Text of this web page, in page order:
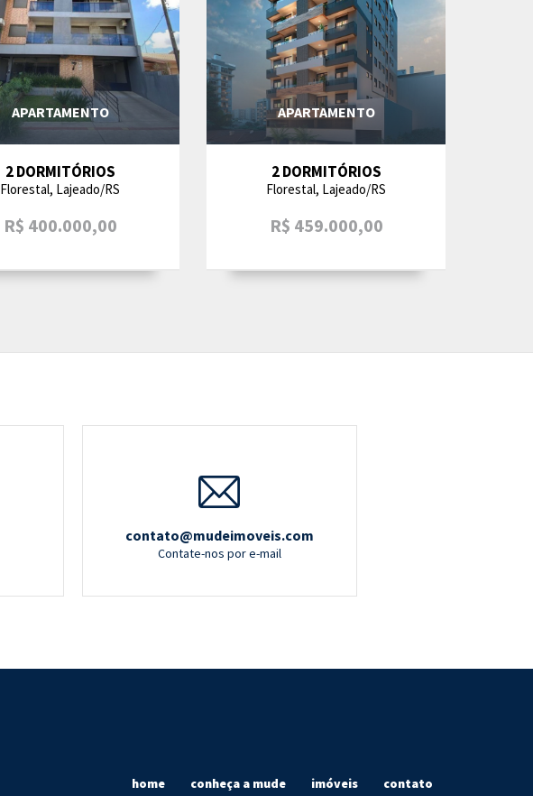
APARTAMENTO
2 DORMITÓRIOS
Florestal, Lajeado/RS
R$ 400.000,00
APARTAMENTO
2 DORMITÓRIOS
Florestal, Lajeado/RS
R$ 459.000,00
contato@mudeimoveis.com
Contate-nos por e-mail
home conheça a mude imóveis contato